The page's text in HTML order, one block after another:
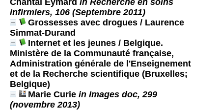
infirmiers, 106 (Septembre 2011)
Grossesses avec drogues / Laurence
Simmat-Durand
Internet et les jeunes / Belgique.
Ministère de la Communauté française,
Administration générale de l'Enseignement
et de la Recherche scientifique (Bruxelles;
Belgique)
Marie Curie in Images doc, 299
(novembre 2013)